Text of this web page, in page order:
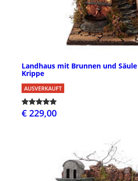
Landhaus mit Brunnen und
Krippe
AUSVERKAUFT
€ 229,00